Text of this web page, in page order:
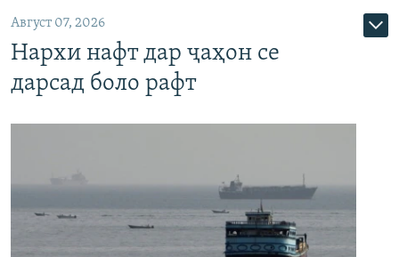
Август 07, 2026
Нархи нафт дар ҷаҳон се
дарсад боло рафт